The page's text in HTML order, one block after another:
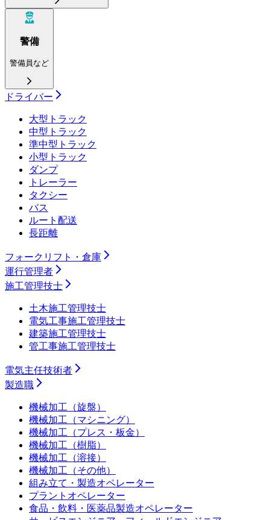
警備
警備員など
ドライバー
大型トラック
中型トラック
準中型トラック
小型トラック
ダンプ
トレーラー
タクシー
バス
ルート配送
長距離
フォークリフト・倉庫
運行管理者
施工管理技士
土木施工管理技士
電気工事施工管理技士
建築施工管理技士
管工事施工管理技士
電気主任技術者
製造職
機械加工（旋盤）
機械加工（マシニング）
機械加工（プレス・板金）
機械加工（樹脂）
機械加工（溶接）
機械加工（その他）
組み立て・製造オペレーター
プラントオペレーター
食品・飲料・医薬品製造オペレーター